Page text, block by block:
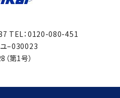
TEL：0120-080-451
–030023
第1号）